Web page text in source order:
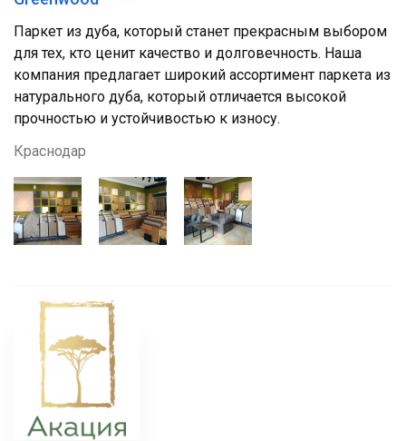
Паркет из дуба, который станет прекрасным выбором
для тех, кто ценит качество и долговечность. Наша
компания предлагает широкий ассортимент паркета из
натурального дуба, который отличается высокой
прочностью и устойчивостью к износу.
Краснодар